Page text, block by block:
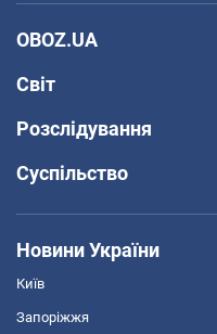
OBOZ.UA
Світ
Розслідування
Суспільство
Новини України
Київ
Запоріжжя